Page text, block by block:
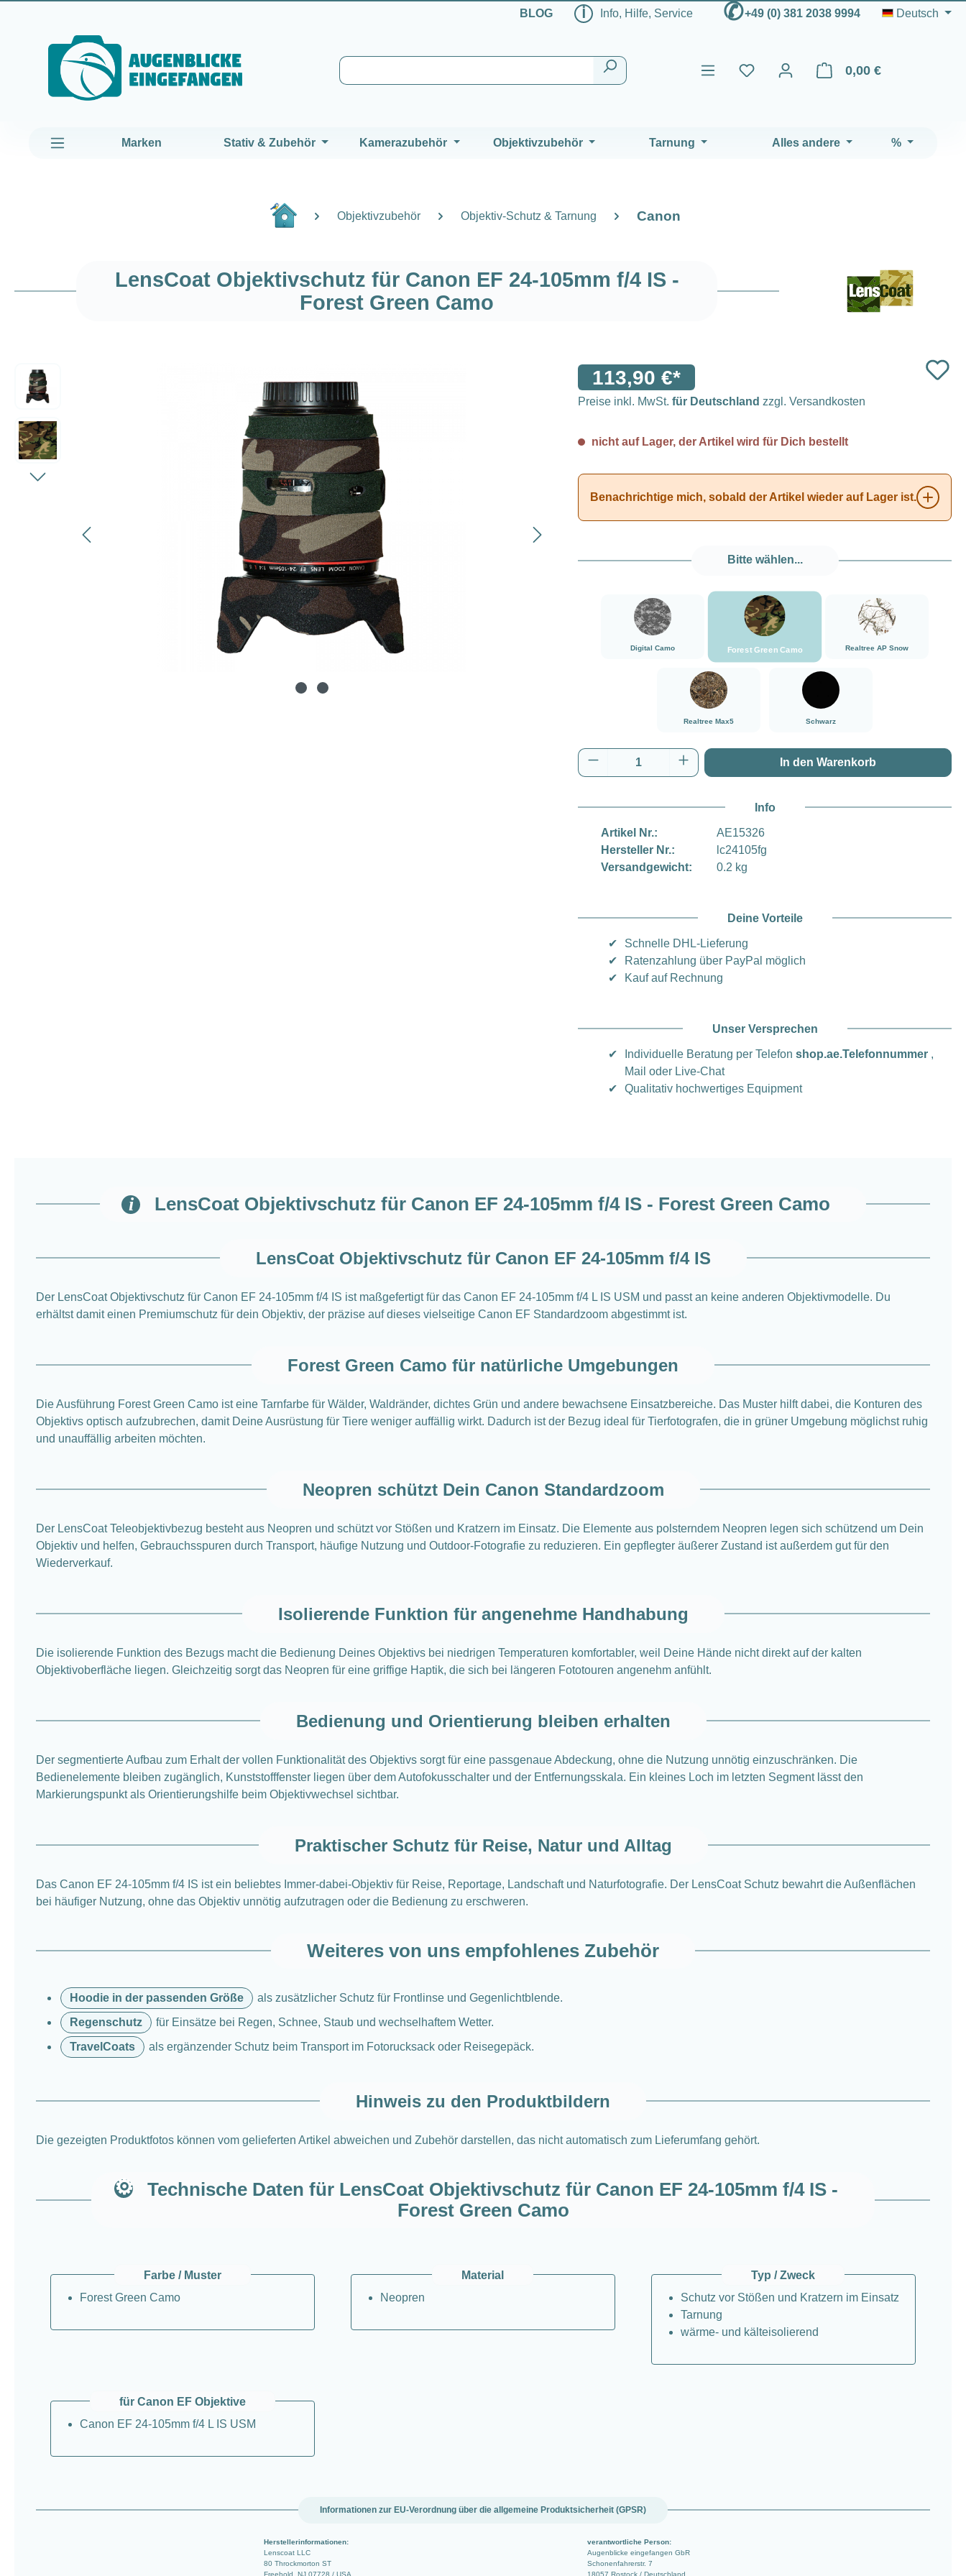
BLOG ℹ Info, Hilfe, Service ✆+49 (0) 381 2038 9994 Deutsch
0,00 €
Warenkorb enthält 0
Marken Stativ & Zubehör Kamerazubehör Objektivzubehör Tarnung Alles andere %
Objektivzubehör Objektiv-Schutz & Tarnung Canon
LensCoat Objektivschutz für Canon EF 24-105mm f/4 IS -
Forest Green Camo
113,90 €*
Preise inkl. MwSt. für Deutschland zzgl. Versandkosten
nicht auf Lager, der Artikel wird für Dich bestellt
Benachrichtige mich, sobald der Artikel wieder auf Lager ist.
Bitte wählen...
Digital Camo
###Digital Camo###LensCoat
Forest Green Camo
###Forest Green Camo###LensCoat
Realtree AP Snow
###Realtree AP
Realtree Max5
###Realtree Max5###LensCoat
Schwarz
###Schwarz###LensCoat
Produkt Anzahl: Gib den gewünschten Wert ein
In den Warenkorb
Info
Artikel Nr.:
AE15326
Hersteller Nr.:
lc24105fg
Versandgewicht:
0.2 kg
Deine Vorteile
✔
Schnelle DHL-Lieferung
✔
Ratenzahlung über PayPal möglich
✔
Kauf auf Rechnung
Unser Versprechen
✔ Individuelle Beratung per Telefon shop.ae.Telefonnummer ,
Mail oder Live-Chat
✔
Qualitativ hochwertiges Equipment
LensCoat Objektivschutz für Canon EF 24-105mm f/4 IS - Forest Green Camo
LensCoat Objektivschutz für Canon EF 24-105mm f/4 IS
Der LensCoat Objektivschutz für Canon EF 24-105mm f/4 IS ist maßgefertigt für das Canon EF 24-105mm f/4 L IS USM und passt an keine anderen Objektivmodelle. Du
erhältst damit einen Premiumschutz für dein Objektiv, der präzise auf dieses vielseitige Canon EF Standardzoom abgestimmt ist.
Forest Green Camo für natürliche Umgebungen
Die Ausführung Forest Green Camo ist eine Tarnfarbe für Wälder, Waldränder, dichtes Grün und andere bewachsene Einsatzbereiche. Das Muster hilft dabei, die Konturen des
Objektivs optisch aufzubrechen, damit Deine Ausrüstung für Tiere weniger auffällig wirkt. Dadurch ist der Bezug ideal für Tierfotografen, die in grüner Umgebung möglichst ruhig
und unauffällig arbeiten möchten.
Neopren schützt Dein Canon Standardzoom
Der LensCoat Teleobjektivbezug besteht aus Neopren und schützt vor Stößen und Kratzern im Einsatz. Die Elemente aus polsterndem Neopren legen sich schützend um Dein
Objektiv und helfen, Gebrauchsspuren durch Transport, häufige Nutzung und Outdoor-Fotografie zu reduzieren. Ein gepflegter äußerer Zustand ist außerdem gut für den
Wiederverkauf.
Isolierende Funktion für angenehme Handhabung
Die isolierende Funktion des Bezugs macht die Bedienung Deines Objektivs bei niedrigen Temperaturen komfortabler, weil Deine Hände nicht direkt auf der kalten
Objektivoberfläche liegen. Gleichzeitig sorgt das Neopren für eine griffige Haptik, die sich bei längeren Fototouren angenehm anfühlt.
Bedienung und Orientierung bleiben erhalten
Der segmentierte Aufbau zum Erhalt der vollen Funktionalität des Objektivs sorgt für eine passgenaue Abdeckung, ohne die Nutzung unnötig einzuschränken. Die
Bedienelemente bleiben zugänglich, Kunststofffenster liegen über dem Autofokusschalter und der Entfernungsskala. Ein kleines Loch im letzten Segment lässt den
Markierungspunkt als Orientierungshilfe beim Objektivwechsel sichtbar.
Praktischer Schutz für Reise, Natur und Alltag
Das Canon EF 24-105mm f/4 IS ist ein beliebtes Immer-dabei-Objektiv für Reise, Reportage, Landschaft und Naturfotografie. Der LensCoat Schutz bewahrt die Außenflächen
bei häufiger Nutzung, ohne das Objektiv unnötig aufzutragen oder die Bedienung zu erschweren.
Weiteres von uns empfohlenes Zubehör
Hoodie in der passenden Größe
als zusätzlicher Schutz für Frontlinse und Gegenlichtblende.
Regenschutz
für Einsätze bei Regen, Schnee, Staub und wechselhaftem Wetter.
TravelCoats
als ergänzender Schutz beim Transport im Fotorucksack oder Reisegepäck.
Hinweis zu den Produktbildern
Die gezeigten Produktfotos können vom gelieferten Artikel abweichen und Zubehör darstellen, das nicht automatisch zum Lieferumfang gehört.
Technische Daten für LensCoat Objektivschutz für Canon EF 24-105mm f/4 IS -
Forest Green Camo
Farbe / Muster
Forest Green Camo
Material
Neopren
Typ / Zweck
Schutz vor Stößen und Kratzern im Einsatz
Tarnung
wärme- und kälteisolierend
für Canon EF Objektive
Canon EF 24-105mm f/4 L IS USM
Informationen zur EU-Verordnung über die allgemeine Produktsicherheit (GPSR)
Herstellerinformationen:
Lenscoat LLC
80 Throckmorton ST
Freehold, NJ 07728 / USA
verantwortliche Person:
Augenblicke eingefangen GbR
Schonenfahrerstr. 7
18057 Rostock / Deutschland